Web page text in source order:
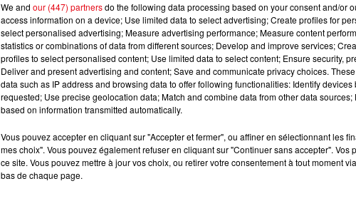
We and our (447) partnersdo the following data processing based on your consent and/or
access information on a device; Use limited data to select advertising; Create profiles for
select personalised advertising; Measure advertising performance; Measure content
statistics or combinations of data from different sources; Develop and improve services;
profiles to select personalised content; Use limited data to select content; Ensure security,
Deliver and present advertising and content; Save and communicate privacy choices.
data such as IP address and browsing data to offer following functionalities: Identify
requested; Use precise geolocation data; Match and combine data from other data
based on information transmitted automatically.
Vous pouvez accepter en cliquant sur "Accepter et fermer", ou affiner en sélectionnant les
mes choix". Vous pouvez également refuser en cliquant sur "Continuer sans accepter".
ce site. Vous pouvez mettre à jour vos choix, ou retirer votre consentement à tout moment
bas de chaque page.